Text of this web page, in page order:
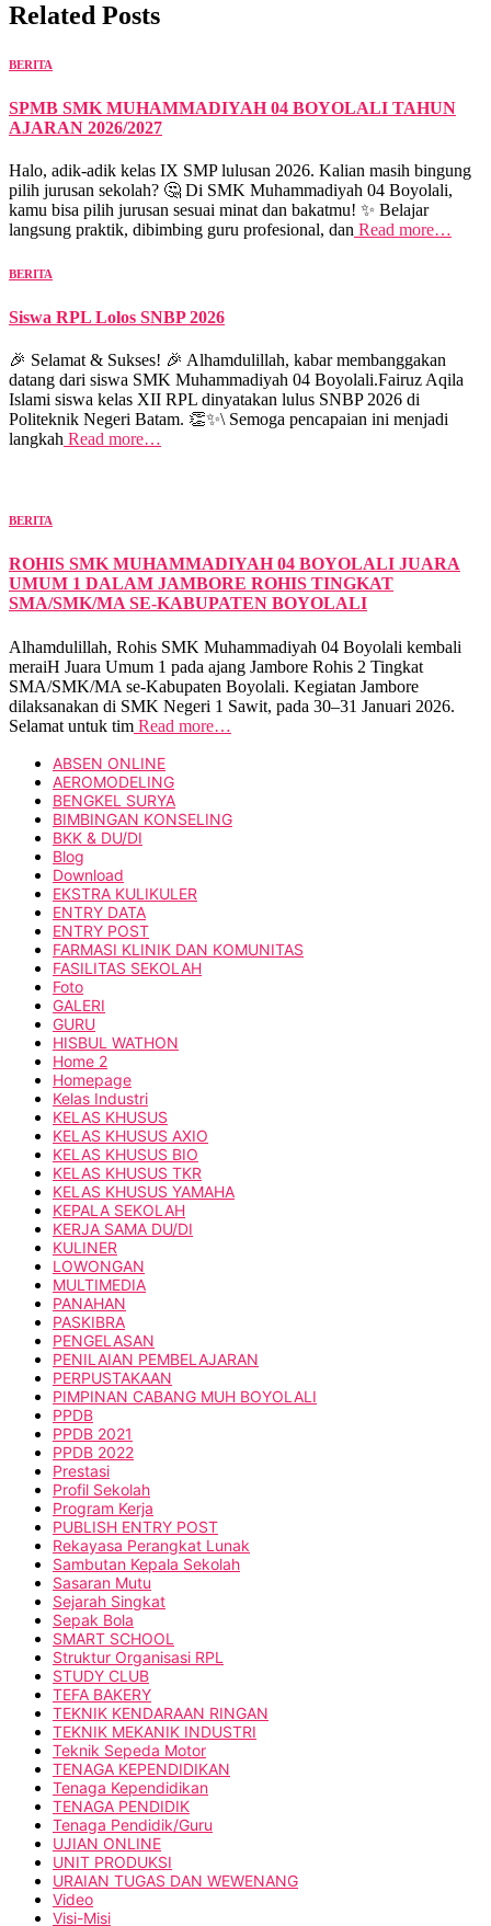
Related Posts
BERITA
SPMB SMK MUHAMMADIYAH 04 BOYOLALI TAHUN
AJARAN 2026/2027
Halo, adik-adik kelas IX SMP lulusan 2026. Kalian masih bingung
pilih jurusan sekolah? 🤔 Di SMK Muhammadiyah 04 Boyolali,
kamu bisa pilih jurusan sesuai minat dan bakatmu! ✨ Belajar
langsung praktik, dibimbing guru profesional, dan Read more…
BERITA
Siswa RPL Lolos SNBP 2026
🎉 Selamat & Sukses! 🎉 Alhamdulillah, kabar membanggakan
datang dari siswa SMK Muhammadiyah 04 Boyolali.Fairuz Aqila
Islami siswa kelas XII RPL dinyatakan lulus SNBP 2026 di
Politeknik Negeri Batam. 👏✨\ Semoga pencapaian ini menjadi
langkah Read more…
BERITA
ROHIS SMK MUHAMMADIYAH 04 BOYOLALI JUARA
UMUM 1 DALAM JAMBORE ROHIS TINGKAT
SMA/SMK/MA SE-KABUPATEN BOYOLALI
Alhamdulillah, Rohis SMK Muhammadiyah 04 Boyolali kembali
meraiH Juara Umum 1 pada ajang Jambore Rohis 2 Tingkat
SMA/SMK/MA se-Kabupaten Boyolali. Kegiatan Jambore
dilaksanakan di SMK Negeri 1 Sawit, pada 30–31 Januari 2026.
Selamat untuk tim Read more…
ABSEN ONLINE
AEROMODELING
BENGKEL SURYA
BIMBINGAN KONSELING
BKK & DU/DI
Blog
Download
EKSTRA KULIKULER
ENTRY DATA
ENTRY POST
FARMASI KLINIK DAN KOMUNITAS
FASILITAS SEKOLAH
Foto
GALERI
GURU
HISBUL WATHON
Home 2
Homepage
Kelas Industri
KELAS KHUSUS
KELAS KHUSUS AXIO
KELAS KHUSUS BIO
KELAS KHUSUS TKR
KELAS KHUSUS YAMAHA
KEPALA SEKOLAH
KERJA SAMA DU/DI
KULINER
LOWONGAN
MULTIMEDIA
PANAHAN
PASKIBRA
PENGELASAN
PENILAIAN PEMBELAJARAN
PERPUSTAKAAN
PIMPINAN CABANG MUH BOYOLALI
PPDB
PPDB 2021
PPDB 2022
Prestasi
Profil Sekolah
Program Kerja
PUBLISH ENTRY POST
Rekayasa Perangkat Lunak
Sambutan Kepala Sekolah
Sasaran Mutu
Sejarah Singkat
Sepak Bola
SMART SCHOOL
Struktur Organisasi RPL
STUDY CLUB
TEFA BAKERY
TEKNIK KENDARAAN RINGAN
TEKNIK MEKANIK INDUSTRI
Teknik Sepeda Motor
TENAGA KEPENDIDIKAN
Tenaga Kependidikan
TENAGA PENDIDIK
Tenaga Pendidik/Guru
UJIAN ONLINE
UNIT PRODUKSI
URAIAN TUGAS DAN WEWENANG
Video
Visi-Misi